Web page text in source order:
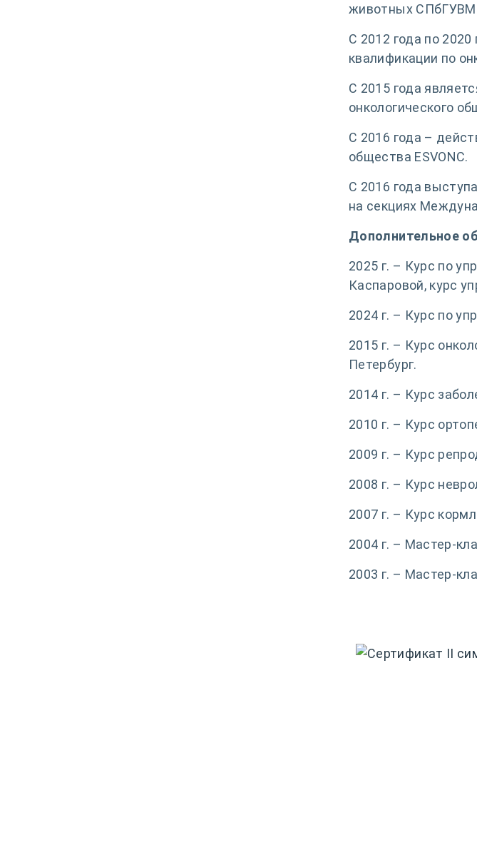
животных
С 2012 года по
квалификации по
С 2015 года
онкологического
С 2016 года –
общества ESVONC.
С 2016 года
на секциях
Дополнительное
2025 г. – Курс по
Каспаровой, курс
2024 г. – Курс по
2015 г. – Курс
Петербург.
2014 г. – Курс
2010 г. – Курс
2009 г. – Курс
2008 г. – Курс
2007 г. – Курс
2004 г. – Мастер-
2003 г. – Мастер-